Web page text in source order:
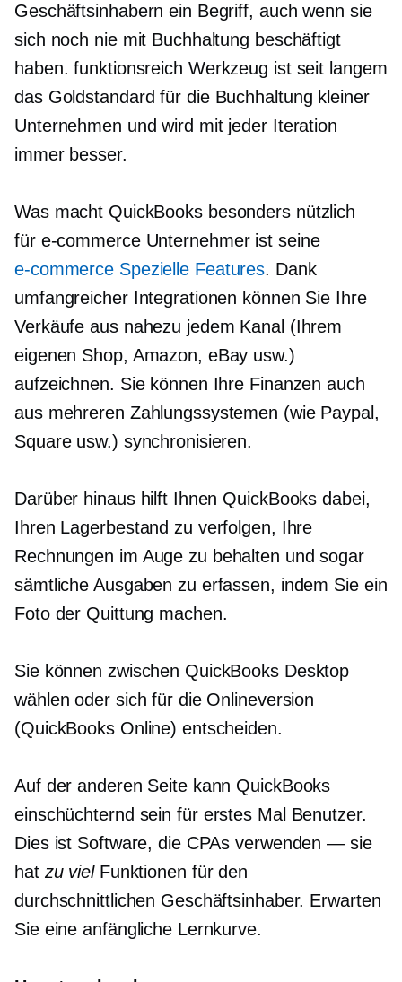
Geschäftsinhabern ein Begriff, auch wenn sie
sich noch nie mit Buchhaltung beschäftigt
haben.funktionsreich Werkzeug ist seit langem
das Goldstandard für die Buchhaltung kleiner
Unternehmen und wird mit jeder Iteration
immer besser.
Was macht QuickBooks besonders nützlich
für e-commerceUnternehmer ist seine
e-commerce Spezielle Features. Dank
umfangreicher Integrationen können Sie Ihre
Verkäufe aus nahezu jedem Kanal (Ihrem
eigenen Shop, Amazon, eBay usw.)
aufzeichnen. Sie können Ihre Finanzen auch
aus mehreren Zahlungssystemen (wie Paypal,
Square usw.) synchronisieren.
Darüber hinaus hilft Ihnen QuickBooks dabei,
Ihren Lagerbestand zu verfolgen, Ihre
Rechnungen im Auge zu behalten und sogar
sämtliche Ausgaben zu erfassen, indem Sie ein
Foto der Quittung machen.
Sie können zwischen QuickBooks Desktop
wählen oder sich für die Onlineversion
(QuickBooks Online) entscheiden.
Auf der anderen Seite kann QuickBooks
einschüchternd sein für erstes Mal Benutzer.
Dies ist Software, die CPAs verwenden — sie
hat zu viel Funktionen für den
durchschnittlichen Geschäftsinhaber. Erwarten
Sie eine anfängliche Lernkurve.